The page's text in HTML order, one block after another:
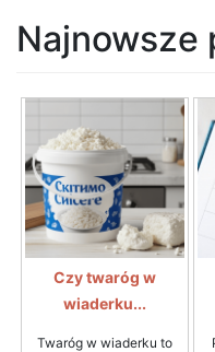
Najnowsze
Czy twaróg w
wiaderku...
Twaróg w wiaderku to